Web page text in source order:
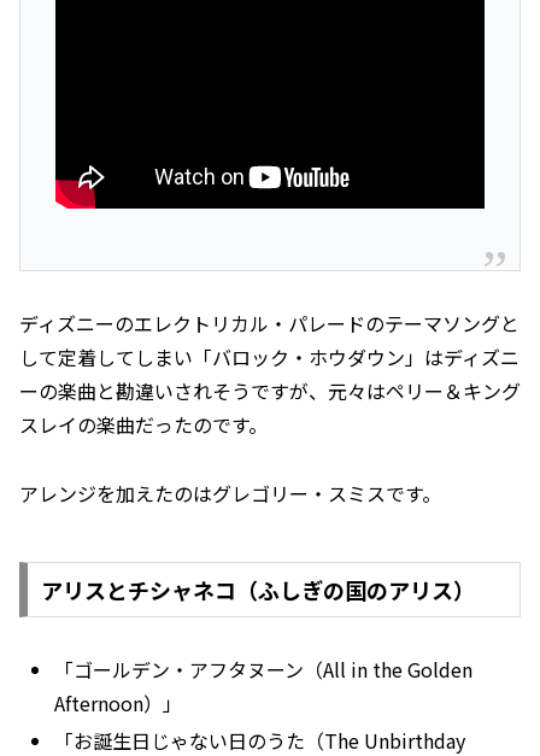
ディズニーのエレクトリカル・パレードのテーマソングと
して定着してしまい「バロック・ホウダウン」はディズニ
ーの楽曲と勘違いされそうですが、元々はペリー＆キング
スレイの楽曲だったのです。
アレンジを加えたのはグレゴリー・スミスです。
アリスとチシャネコ（ふしぎの国のアリス）
「ゴールデン・アフタヌーン（All in the Golden
Afternoon）」
「お誕生日じゃない日のうた（The Unbirthday